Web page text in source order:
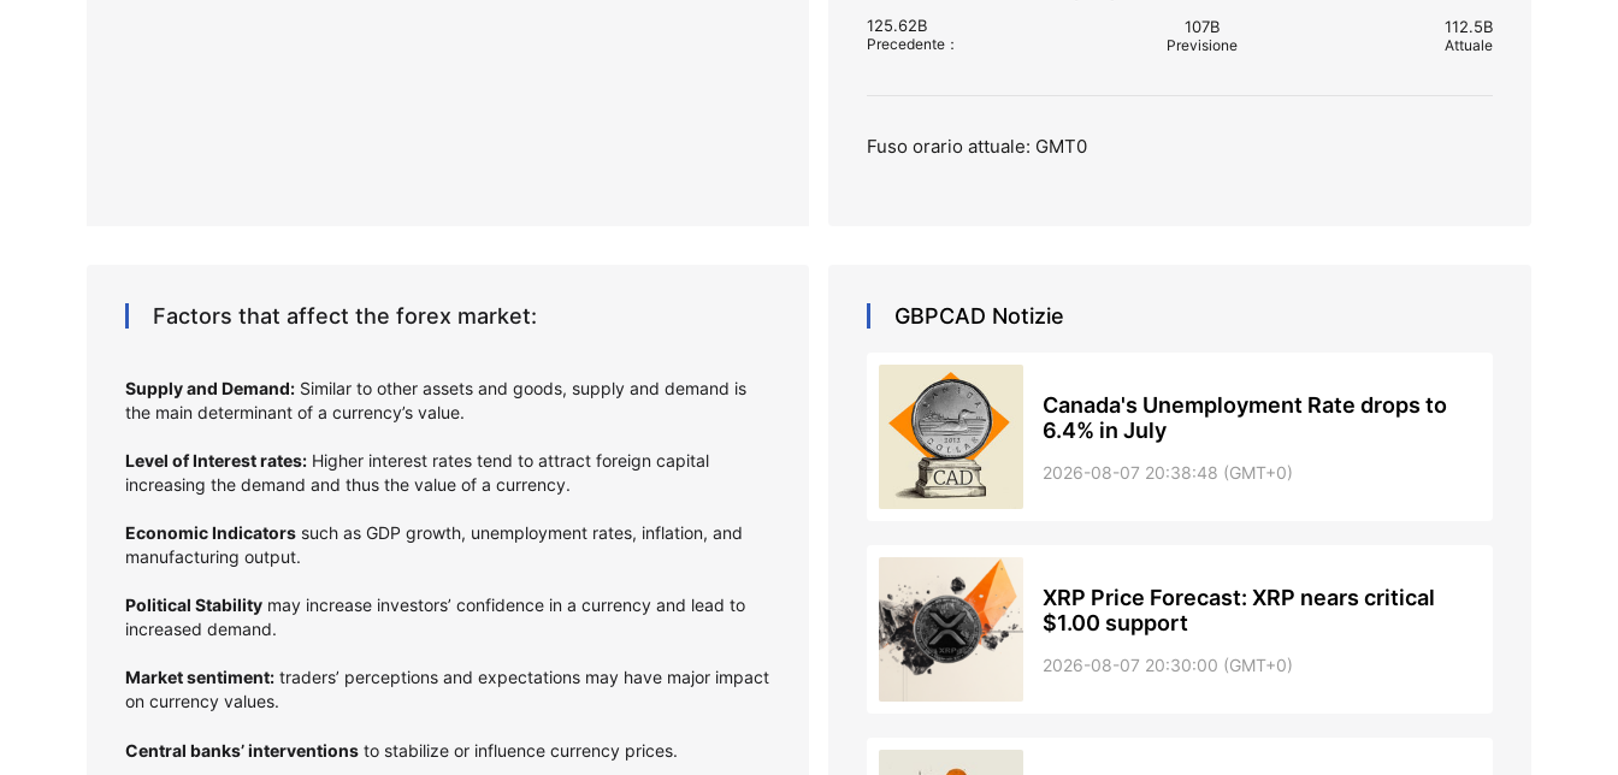
125.62B
Precedente ：
107B
Previsione
112.5B
Attuale
Fuso orario attuale: GMT0
Factors that affect the forex market:
Supply and Demand: Similar to other assets and goods, supply and demand is
the main determinant of a currency’s value.
Level of Interest rates: Higher interest rates tend to attract foreign capital
increasing the demand and thus the value of a currency.
Economic Indicators such as GDP growth, unemployment rates, inflation, and
manufacturing output.
Political Stability may increase investors’ confidence in a currency and lead to
increased demand.
Market sentiment: traders’ perceptions and expectations may have major impact
on currency values.
Central banks’ interventions to stabilize or influence currency prices.
GBPCAD Notizie
Canada's Unemployment Rate drops to
6.4% in July
2026-08-07 20:38:48 (GMT+0)
XRP Price Forecast: XRP nears critical
$1.00 support
2026-08-07 20:30:00 (GMT+0)